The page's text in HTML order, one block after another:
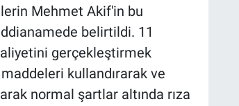
Mehmet Akif'in bu
belirtildi. 11
gerçekleştirmek
kullandırarak ve
normal şartlar altında rıza